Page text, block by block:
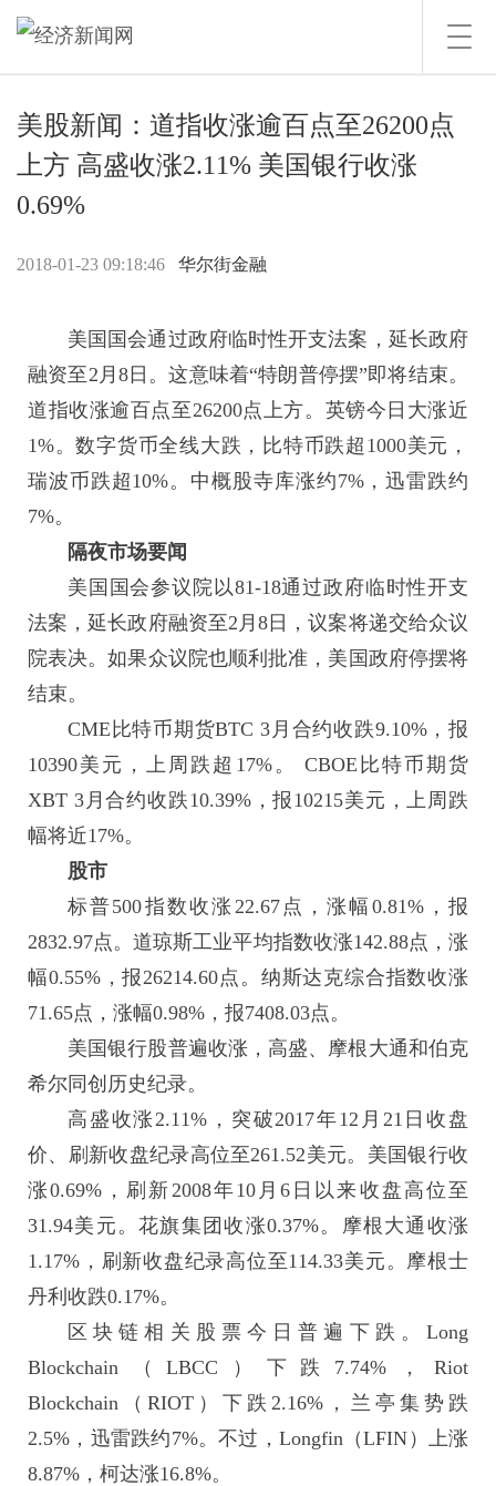
美股新闻：道指收涨逾百点至26200点
上方 高盛收涨2.11% 美国银行收涨
0.69%
2018-01-23 09:18:46 华尔街金融
美国国会通过政府临时性开支法案，延长政府
融资至2月8日。这意味着“特朗普停摆”即将结束。
道指收涨逾百点至26200点上方。英镑今日大涨近
1%。数字货币全线大跌， 比特币跌超1000美元，
瑞波币跌超10%。中概股寺库涨约7%，迅雷跌约
7%。
隔夜市场要闻
美国国会参议院以81-18通过政府临时性开支
法案，延长政府融资至2月8日，议案将递交给众议
院表决。如果众议院也顺利批准，美国政府停摆将
结束。
CME比特币期货BTC 3月合约收跌9.10%，报
10390美元，上周跌超17%。 CBOE比特币期货
XBT 3月合约收跌10.39%，报10215美元，上周跌
幅将近17%。
股市
标普500指数收涨22.67点，涨幅0.81%，报
2832.97点。道琼斯工业平均指数收涨142.88点，涨
幅0.55%，报26214.60点。 纳斯达克综合指数收涨
71.65点，涨幅0.98%，报7408.03点。
美国银行股普遍收涨，高盛、摩根大通和伯克
希尔同创历史纪录。
高盛收涨2.11%，突破2017年12月21日收盘
价、刷新收盘纪录高位至261.52美元。美国银行收
涨0.69%，刷新2008年10月6日以来收盘高位至
31.94美元。花旗集团收涨0.37%。摩根大通收涨
1.17%，刷新收盘纪录高位至114.33美元。摩根士
丹利收跌0.17%。
区块链相关股票今日普遍下跌。Long
Blockchain（LBCC）下跌7.74%，Riot
Blockchain（RIOT）下跌2.16%，兰亭集势跌
2.5%，迅雷跌约7%。不过，Longfin（LFIN）上涨
8.87%，柯达涨16.8%。